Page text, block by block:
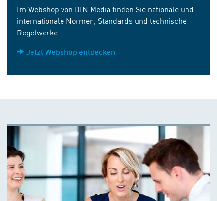
Im Webshop von DIN Media finden Sie nationale und
internationale Normen, Standards und technische
Regelwerke.
Jetzt Webshop entdecken